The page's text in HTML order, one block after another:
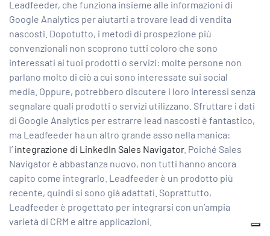
Leadfeeder, che funziona insieme alle informazioni di
Google Analytics per aiutarti a trovare lead di vendita
nascosti. Dopotutto, i metodi di prospezione più
convenzionali non scoprono tutti coloro che sono
interessati ai tuoi prodotti o servizi: molte persone non
parlano molto di ciò a cui sono interessate sui social
media. Oppure, potrebbero discutere i loro interessi senza
segnalare quali prodotti o servizi utilizzano. Sfruttare i dati
di Google Analytics per estrarre lead nascosti è fantastico,
ma Leadfeeder ha un altro grande asso nella manica:
l’ integrazione di LinkedIn Sales Navigator. Poiché Sales
Navigator è abbastanza nuovo, non tutti hanno ancora
capito come integrarlo. Leadfeeder è un prodotto più
recente, quindi si sono già adattati. Soprattutto,
Leadfeeder è progettato per integrarsi con un’ampia
varietà di CRM e altre applicazioni.